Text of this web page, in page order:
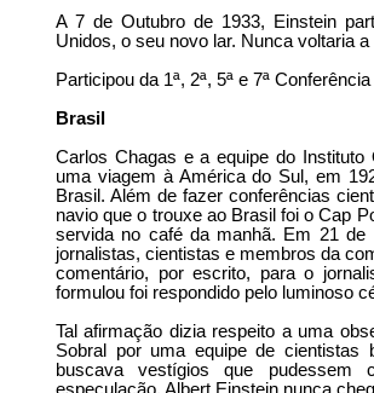
A 7 de Outubro de 1933, Einstein
Unidos, o seu novo lar. Nunca voltaria
Participou da 1ª, 2ª, 5ª e 7ª
Brasil
Carlos Chagas e a equipe do
uma viagem à América do Sul, em
Brasil. Além de fazer conferências
navio que o trouxe ao Brasil foi o Cap
servida no café da manhã. Em 21
jornalistas, cientistas e membros da
comentário, por escrito, para o
formulou foi respondido pelo luminoso
Tal afirmação dizia respeito a uma
Sobral por uma equipe de cientistas
buscava vestígios que pudessem